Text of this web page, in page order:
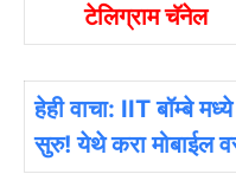
टेलिग्राम चॅनेल
हेही वाचा: IIT बॉम्बे
सुरु! येथे करा मोबाईल